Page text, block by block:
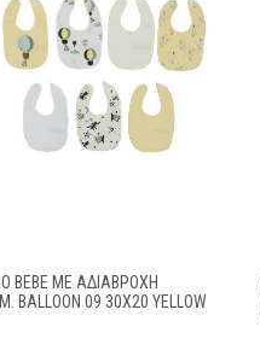
BEBE ΜΕ ΑΔΙΆΒΡΟΧΗ
BALLOON 09 30X20 YELLOW